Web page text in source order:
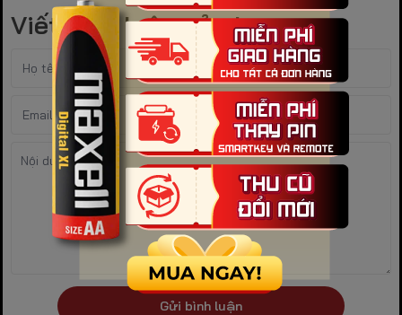
Viết bình luận của bạn
Gửi bình luận